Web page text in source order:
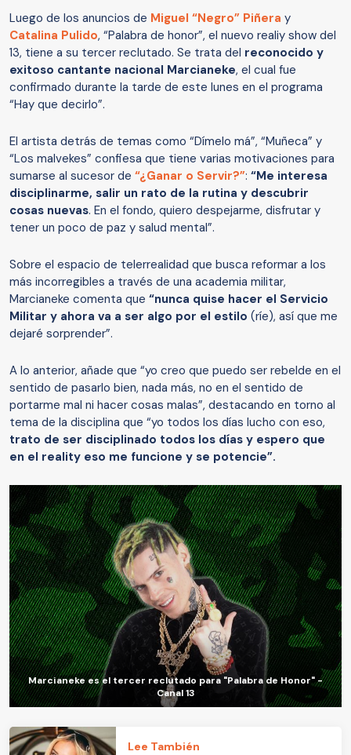
Luego de los anuncios de Miguel “Negro” Piñera y
Catalina Pulido, “Palabra de honor”, el nuevo realiy show del
13, tiene a su tercer reclutado. Se trata del reconocido y
exitoso cantante nacional Marcianeke, el cual fue
confirmado durante la tarde de este lunes en el programa
“Hay que decirlo”.
El artista detrás de temas como “Dímelo má”, “Muñeca” y
“Los malvekes” confiesa que tiene varias motivaciones para
sumarse al sucesor de “¿Ganar o Servir?”: “Me interesa
disciplinarme, salir un rato de la rutina y descubrir
cosas nuevas. En el fondo, quiero despejarme, disfrutar y
tener un poco de paz y salud mental”.
Sobre el espacio de telerrealidad que busca reformar a los
más incorregibles a través de una academia militar,
Marcianeke comenta que “nunca quise hacer el Servicio
Militar y ahora va a ser algo por el estilo (ríe), así que me
dejaré sorprender”.
A lo anterior, añade que “yo creo que puedo ser rebelde en el
sentido de pasarlo bien, nada más, no en el sentido de
portarme mal ni hacer cosas malas”, destacando en torno al
tema de la disciplina que “yo todos los días lucho con eso,
trato de ser disciplinado todos los días y espero que
en el reality eso me funcione y se potencie”.
Marcianeke es el tercer reclutado para "Palabra de Honor" -
Canal 13
Lee También